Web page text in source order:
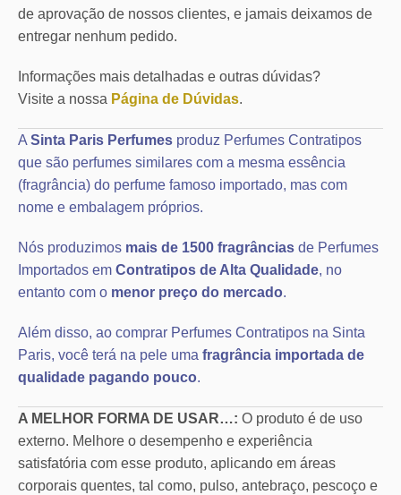
de aprovação de nossos clientes, e jamais deixamos de
entregar nenhum pedido.
Informações mais detalhadas e outras dúvidas?
Visite a nossa Página de Dúvidas.
A Sinta Paris Perfumes produz Perfumes Contratipos
que são perfumes similares com a mesma essência
(fragrância) do perfume famoso importado, mas com
nome e embalagem próprios.
Nós produzimos mais de 1500 fragrâncias de Perfumes
Importados em Contratipos de Alta Qualidade, no
entanto com o menor preço do mercado.
Além disso, ao comprar Perfumes Contratipos na Sinta
Paris, você terá na pele uma fragrância importada de
qualidade pagando pouco.
A MELHOR FORMA DE USAR…: O produto é de uso
externo. Melhore o desempenho e experiência
satisfatória com esse produto, aplicando em áreas
corporais quentes, tal como, pulso, antebraço, pescoço e